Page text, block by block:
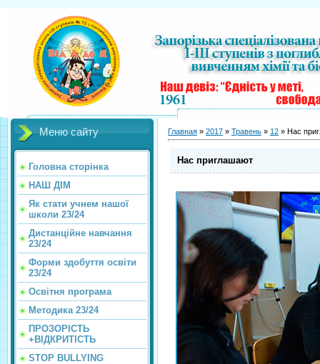
Меню сайту
Головна сторінка
НАШ ДІМ
Як стати учнем нашої
школи 23/24
Дистанційне навчання
23/24
Форми здобуття освіти
23/24
Освітня програма
Методика 23/24
ПРОЗОРІСТЬ
+ВІДКРИТІСТЬ
STOP BULLYING
Главная » 2017 » Травень » 12 » Нас
Нас приглашают